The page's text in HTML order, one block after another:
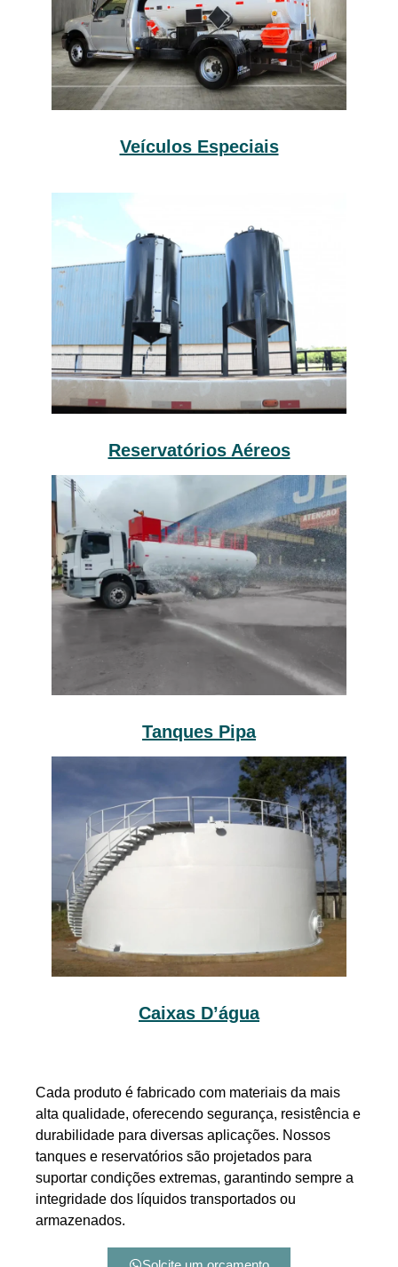
Veículos Especiais
Reservatórios Aéreos
Tanques Pipa
Caixas D’água
Cada produto é fabricado com materiais da mais
alta qualidade, oferecendo segurança, resistência e
durabilidade para diversas aplicações. Nossos
tanques e reservatórios são projetados para
suportar condições extremas, garantindo sempre a
integridade dos líquidos transportados ou
armazenados.